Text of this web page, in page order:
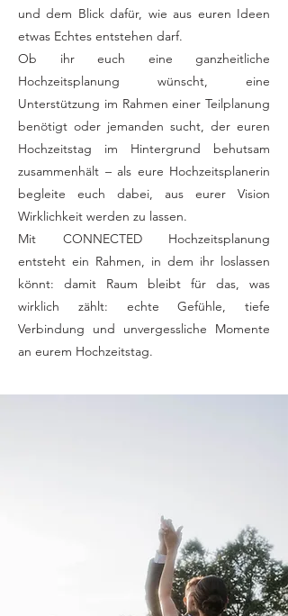
und dem Blick dafür, wie aus euren Ideen
etwas Echtes entstehen darf.
Ob ihr euch eine ganzheitliche
Hochzeitsplanung wünscht, eine
Unterstützung im Rahmen einer Teilplanung
benötigt oder jemanden sucht, der euren
Hochzeitstag im Hintergrund behutsam
zusammenhält – als eure Hochzeitsplanerin
begleite euch dabei, aus eurer Vision
Wirklichkeit werden zu lassen.
Mit CONNECTED Hochzeitsplanung
entsteht ein Rahmen, in dem ihr loslassen
könnt: damit Raum bleibt für das, was
wirklich zählt: echte Gefühle, tiefe
Verbindung und unvergessliche Momente
an eurem Hochzeitstag.